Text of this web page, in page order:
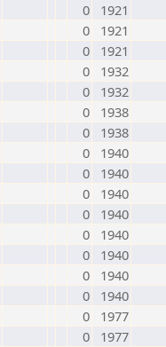
0
1921
0
1921
0
1921
0
1932
0
1932
0
1938
0
1938
0
1940
0
1940
0
1940
0
1940
0
1940
0
1940
0
1940
0
1940
0
1977
0
1977